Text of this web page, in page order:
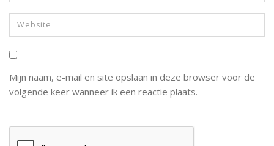
Mijn naam, e-mail en site opslaan in deze browser voor de
volgende keer wanneer ik een reactie plaats.